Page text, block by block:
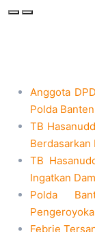
Anggota
Polda
TB
Berdasarkan
TB
Ingatkan
Polda
Febrie